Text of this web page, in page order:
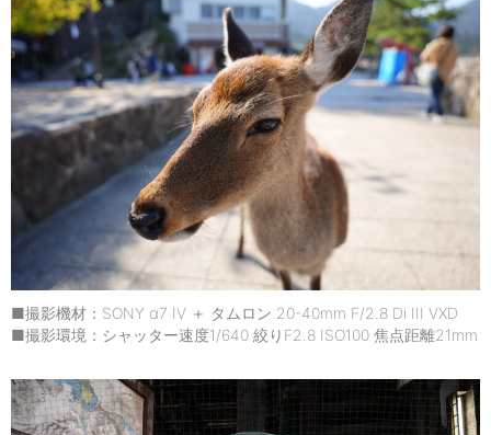
■撮影機材：SONY α7 IV ＋ タムロン 20-40mm F/2.8 Di III VXD
■撮影環境：シャッター速度1/640 絞りF2.8 ISO100 焦点距離21mm